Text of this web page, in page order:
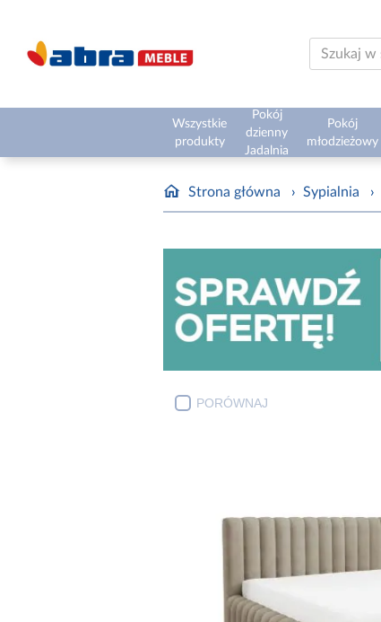
Wszystkie
produkty
Pokój
dzienny
Jadalnia
Pokój
młodzieżowy
Strona główna › Sypialnia ›
PORÓWNAJ